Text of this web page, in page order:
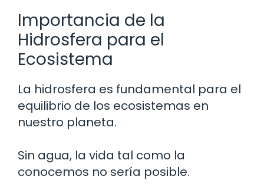
Importancia de la
Hidrosfera para el
Ecosistema
La hidrosfera es fundamental para el
equilibrio de los ecosistemas en
nuestro planeta.
Sin agua, la vida tal como la
conocemos no sería posible.